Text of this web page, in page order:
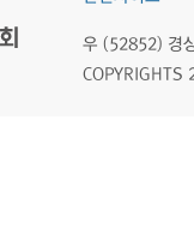
우 (52852) 경
COPYRIGHTS